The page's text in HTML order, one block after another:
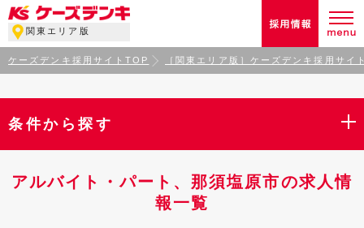
関東エリア版
ケーズデンキ採用サイトTOP ［関東エリア版］ケーズデンキ採用サイ
条件から探す
アルバイト・パート、那須塩原市の求人情
報一覧